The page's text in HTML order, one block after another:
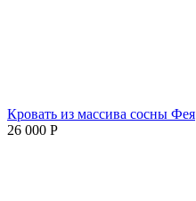
Кровать из массива сосны Фея
26 000 Р